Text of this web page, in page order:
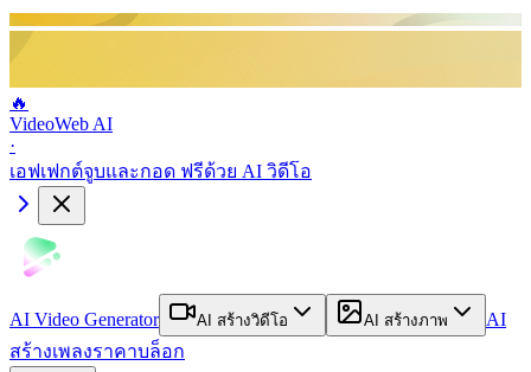
🔥
VideoWeb AI
·
เอฟเฟกต์จูบและกอด ฟรีด้วย AI วิดีโอ
AI Video Generator AI สร้างวิดีโอ AI สร้างภาพ
AI
สร้างเพลงราคาบล็อก